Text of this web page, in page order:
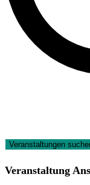
Veranstaltungen
Veranstaltung